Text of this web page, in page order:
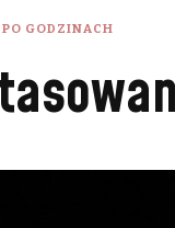
PO GODZINACH